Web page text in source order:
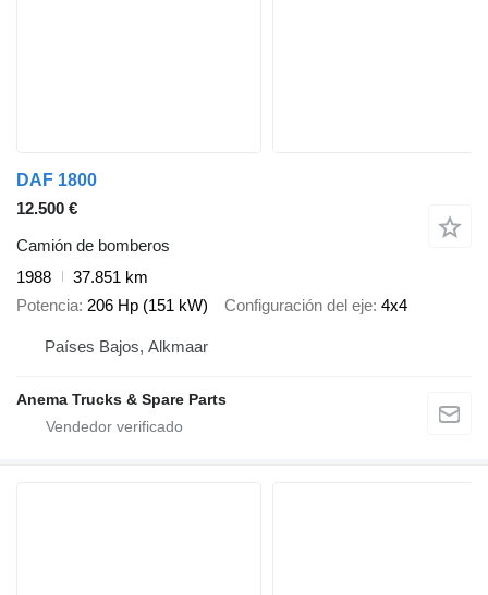
DAF 1800
12.500 €
Camión de bomberos
1988
37.851 km
Potencia 206 Hp (151 kW) Configuración del eje 4x4
Países Bajos, Alkmaar
Anema Trucks & Spare Parts